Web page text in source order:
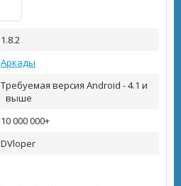
1.8.2
Аркады
Требуемая версия Android - 4.1 и
выше
10 000 000+
DVloper